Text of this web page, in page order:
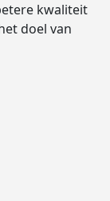
kwaliteit
doel van